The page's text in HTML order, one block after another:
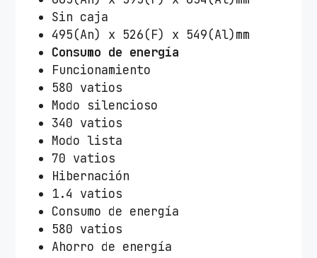
Sin caja
495(An) x 526(F) x 549(Al)mm
Consumo de energía
Funcionamiento
580 vatios
Modo silencioso
340 vatios
Modo lista
70 vatios
Hibernación
1.4 vatios
Consumo de energía
580 vatios
Ahorro de energía